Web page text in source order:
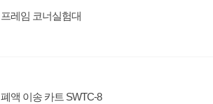
프레임 코너실험대
폐액 이송 카트 SWTC-8